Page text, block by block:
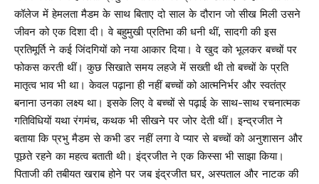
कॉलेज में हेमलता मैडम के साथ बिताए दो साल के दौरान जो सीख मिली उसने
जीवन को एक दिशा दी। वे बहुमुखी प्रतिभा की धनी थीं, सादगी की इस
प्रतिमूर्ति ने कई जिंदगियों को नया आकार दिया। वे खुद को भूलकर बच्चों पर
फोकस करती थीं। कुछ सिखाते समय लहजे में सख्ती थी तो बच्चों के प्रति
मातृत्व भाव भी था। केवल पढ़ाना ही नहीं बच्चों को आत्मनिर्भर और स्वतंत्र
बनाना उनका लक्ष्य था। इसके लिए वे बच्चों से पढ़ाई के साथ-साथ रचनात्मक
गतिविधियों यथा रंगमंच, कथक भी सीखने पर जोर देती थीं। इन्द्रजीत ने
बताया कि प्रभु मैडम से कभी डर नहीं लगा वे प्यार से बच्चों को अनुशासन और
पूछते रहने का महत्व बताती थी। इंद्रजीत ने एक किस्सा भी साझा किया।
पिताजी की तबीयत खराब होने पर जब इंद्रजीत घर, अस्पताल और नाटक की